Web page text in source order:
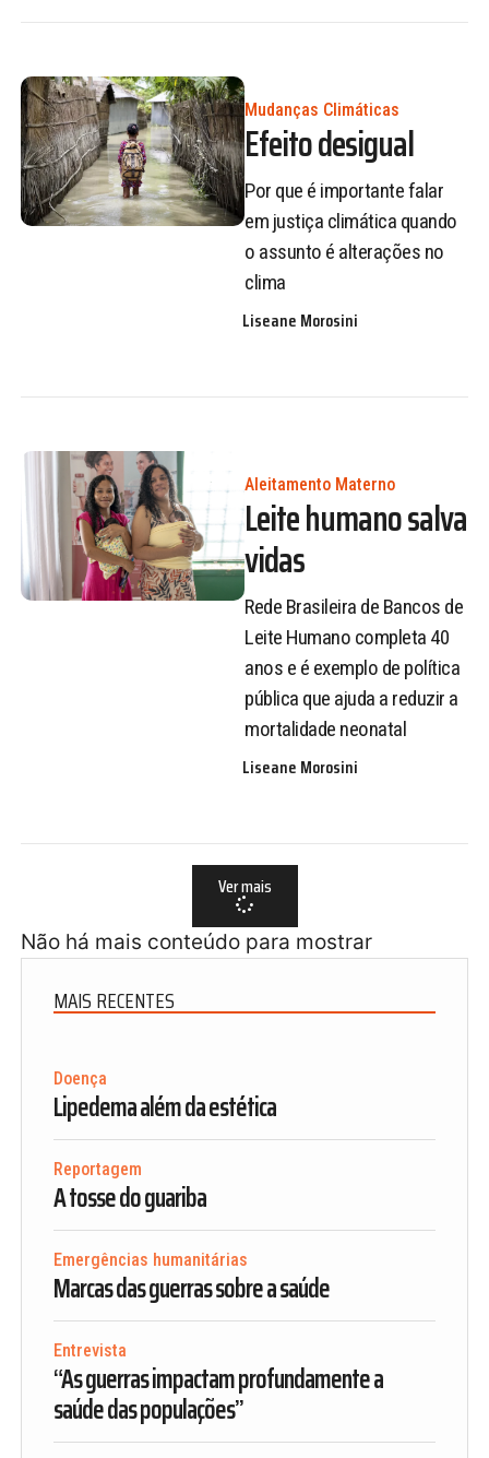
Mudanças Climáticas
Efeito desigual
Por que é importante falar
em justiça climática quando
o assunto é alterações no
clima
Liseane Morosini
Aleitamento Materno
Leite humano salva
vidas
Rede Brasileira de Bancos de
Leite Humano completa 40
anos e é exemplo de política
pública que ajuda a reduzir a
mortalidade neonatal
Liseane Morosini
Ver mais
Não há mais conteúdo para mostrar
MAIS RECENTES
Doença
Lipedema além da estética
Reportagem
A tosse do guariba
Emergências humanitárias
Marcas das guerras sobre a saúde
Entrevista
“As guerras impactam profundamente a
saúde das populações”